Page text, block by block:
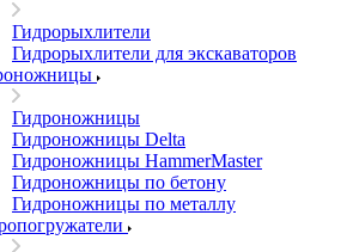
Гидрорыхлители
Гидрорыхлители для экскаваторов
Гидроножницы
Гидроножницы Delta
Гидроножницы HammerMaster
Гидроножницы по бетону
Гидроножницы по металлу